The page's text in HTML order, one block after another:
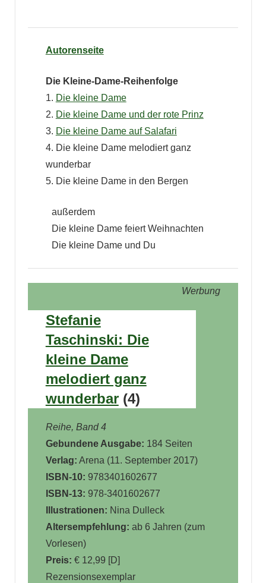
Autorenseite
Die Kleine-Dame-Reihenfolge
1. Die kleine Dame
2. Die kleine Dame und der rote Prinz
3. Die kleine Dame auf Salafari
4. Die kleine Dame melodiert ganz
wunderbar
­5. Die kleine Dame in den Bergen
außerdem
Die kleine Dame feiert Weihnachten
Die kleine Dame und Du
Werbung
Stefanie
Taschinski: Die
kleine Dame
melodiert ganz
wunderbar(4)
Reihe, Band 4
Gebundene Ausgabe: 184 Seiten
Verlag: Arena (11. September 2017)
ISBN-10: 9783401602677
ISBN-13: 978-3401602677
Illustrationen: Nina Dulleck
A ltersempfehlung: ab 6 Jahren (zum
Vorlesen)
Preis: € 12,99 [D]
Rezensionsexemplar